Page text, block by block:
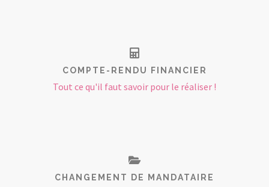
COMPTE-RENDU FINANCIER
Tout ce qu'il faut savoir pour le réaliser !
CHANGEMENT DE MANDATAIRE